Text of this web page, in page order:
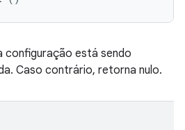
configuração está sendo
Caso contrário, retorna nulo.